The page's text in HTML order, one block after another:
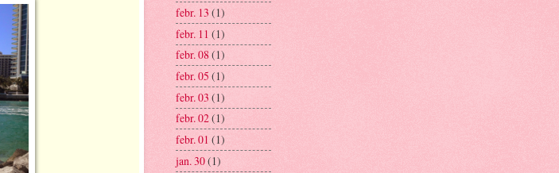
febr. 13 (1)
febr. 11 (1)
febr. 08(1)
febr. 05 (1)
febr. 03 (1)
febr. 02(1)
febr. 01 (1)
jan. 30(1)